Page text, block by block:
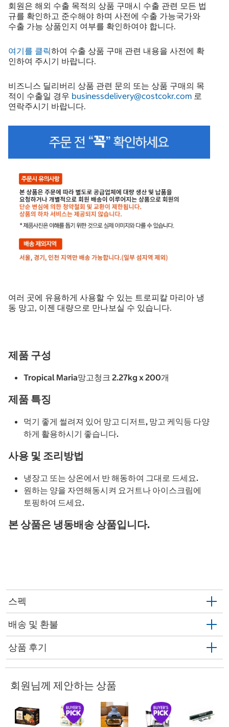
회원은 해외 수출 목적의 상품 구매시 수출 관련 모든 법
규를 확인하고 준수해야 하며 사전에 수출 가능국가와
수출 가능 상품인지 여부를 확인하여야 합니다.
여기를 클릭하여 수출 상품 구매 관련 내용을 사전에 확
인하여 주시기 바랍니다.
비즈니스 딜리버리 상품 관련 문의 또는 상품 구매의 목
적이 수출일 경우 businessdelivery@costcokr.com 로
연락주시기 바랍니다.
여러 곳에 유용하게 사용할 수 있는 트로피칼 마리아 냉
동 망고, 이젠 대량으로 만나보실 수 있습니다.
제품 구성
Tropical Maria망고청크 2.27kg x 200개
제품 특징
먹기 좋게 썰려져 있어 망고 디저트, 망고 케익등 다양
하게 활용하시기 좋습니다.
사용 및 조리방법
냉장고 또는 상온에서 반 해동하여 그대로 드세요.
원하는 양을 자연해동시켜 요거트나 아이스크림에
토핑하여 드세요.
본 상품은 냉동배송 상품입니다.
스펙
배송 및 환불
상품 후기
회원님께 제안하는 상품